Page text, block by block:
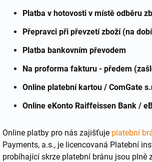
Platba v hotovosti v místě odběru
Přepravci při převzetí zboží (na
Platba bankovním převodem
Na proforma fakturu - předem
Online platební kartou / ComGate
Online eKonto Raiffeissen Bank /
Online platby pro nás zajišťuje platební
Payments, a.s., je licencovaná Platební
probíhající skrze platební bránu jsou plně